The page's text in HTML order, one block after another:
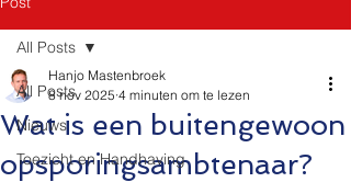
All Posts
Nieuws
Toezicht en Handhaving
All Posts
Wat is een buitengewoon
opsporingsambtenaar?
Hanjo Mastenbroek
8 nov 2025 4 minuten om te lezen